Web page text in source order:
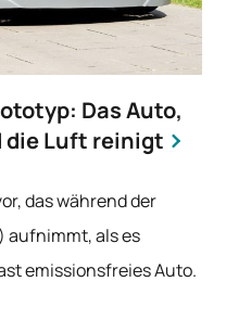
Das Auto,
die Luft reinigt
das während der
aufnimmt, als es
emissionsfreies Auto.